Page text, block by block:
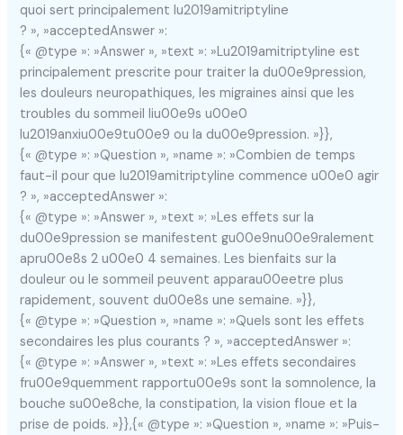
quoi sert principalement lu2019amitriptyline
? », »acceptedAnswer »:
{« @type »: »Answer », »text »: »Lu2019amitriptyline est
principalement prescrite pour traiter la du00e9pression,
les douleurs neuropathiques, les migraines ainsi que les
troubles du sommeil liu00e9s u00e0
lu2019anxiu00e9tu00e9 ou la du00e9pression. »}},
{« @type »: »Question », »name »: »Combien de temps
faut-il pour que lu2019amitriptyline commence u00e0 agir
? », »acceptedAnswer »:
{« @type »: »Answer », »text »: »Les effets sur la
du00e9pression se manifestent gu00e9nu00e9ralement
apru00e8s 2 u00e0 4 semaines. Les bienfaits sur la
douleur ou le sommeil peuvent apparau00eetre plus
rapidement, souvent du00e8s une semaine. »}},
{« @type »: »Question », »name »: »Quels sont les effets
secondaires les plus courants ? », »acceptedAnswer »:
{« @type »: »Answer », »text »: »Les effets secondaires
fru00e9quemment rapportu00e9s sont la somnolence, la
bouche su00e8che, la constipation, la vision floue et la
prise de poids. »}},{« @type »: »Question », »name »: »Puis-